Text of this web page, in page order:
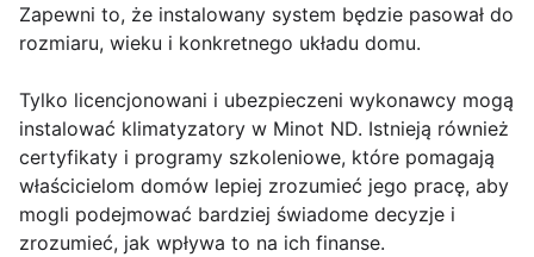
Zapewni to, że instalowany system będzie pasował do
rozmiaru, wieku i konkretnego układu domu.
Tylko licencjonowani i ubezpieczeni wykonawcy mogą
instalować klimatyzatory w Minot ND. Istnieją również
certyfikaty i programy szkoleniowe, które pomagają
właścicielom domów lepiej zrozumieć jego pracę, aby
mogli podejmować bardziej świadome decyzje i
zrozumieć, jak wpływa to na ich finanse.